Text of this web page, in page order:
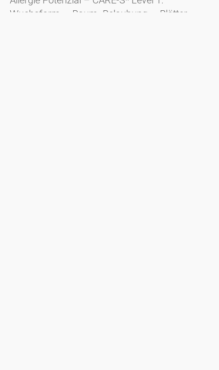
Wuchsform — Baum. Belaubung — Blätter